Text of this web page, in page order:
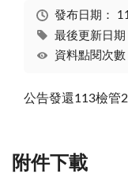
發布日期：
最後更新日
資料點閱次
公告發還113檢管
附件下載